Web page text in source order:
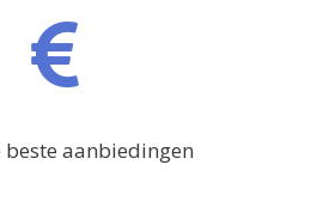
beste aanbiedingen